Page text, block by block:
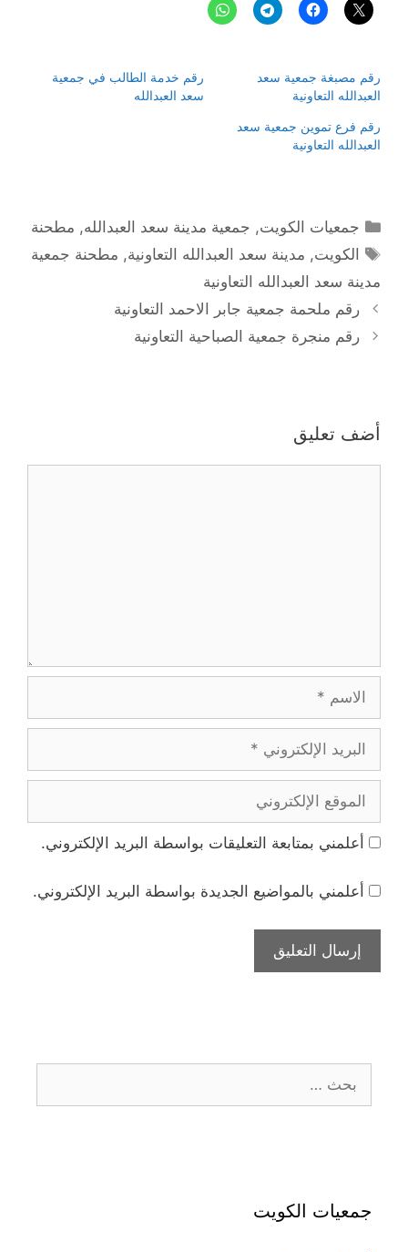
رقم مصبغة جمعية سعد
العبدالله التعاونية
رقم خدمة الطالب في جمعية
سعد العبدالله
رقم فرع تموين جمعية سعد
العبدالله التعاونية
التصنيفات
جمعيات الكويت, جمعية مدينة سعد العبدالله, مطحنة
الوسوم
الكويت, مدينة سعد العبدالله التعاونية, مطحنة جمعية
مدينة سعد العبدالله التعاونية
رقم ملحمة جمعية جابر الاحمد التعاونية
رقم منجرة جمعية الصباحية التعاونية
أضف تعليق
الإلكتروني
الإلكتروني
أعلمني بمتابعة التعليقات بواسطة البريد الإلكتروني.
أعلمني بالمواضيع الجديدة بواسطة البريد الإلكتروني.
عن:
جمعيات الكويت